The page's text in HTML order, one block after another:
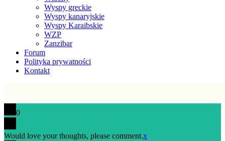
Wyspy greckie
Wyspy kanaryjskie
Wyspy Karaibskie
WZP
Zanzibar
Forum
Polityka prywatności
Kontakt
0
Would love your thoughts, please comment.x